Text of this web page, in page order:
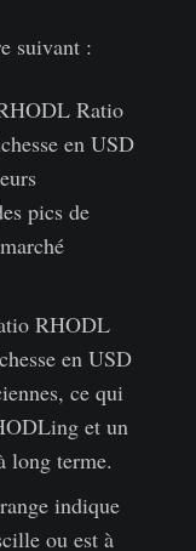
suivant :
Ratio
en USD
pics de
RHODL
en USD
ce qui
et un
long terme.
indique
ou est à